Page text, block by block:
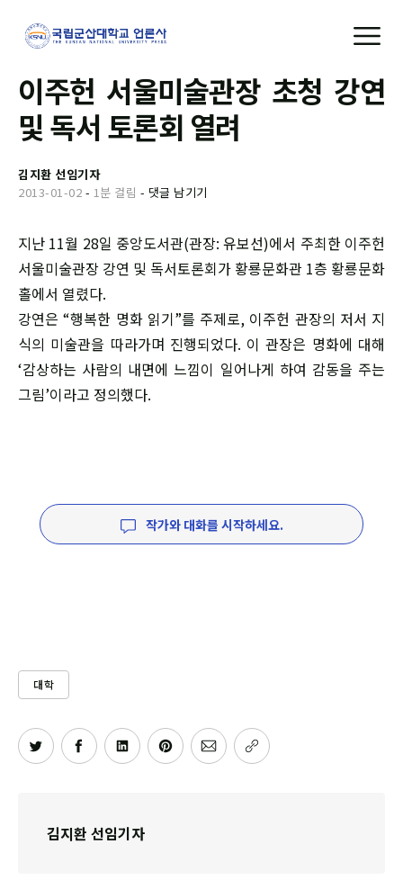
이주헌 서울미술관장 초청 강연
및 독서 토론회 열려
김지환 선임기자
2013-01-02 - 1분 걸림 - 댓글 남기기
지난 11월 28일 중앙도서관(관장: 유보선)에서 주최한 이주헌
서울미술관장 강연 및 독서토론회가 황룡문화관 1층 황룡문화
홀에서 열렸다.
강연은 “행복한 명화 읽기”를 주제로, 이주헌 관장의 저서 지
식의 미술관을 따라가며 진행되었다. 이 관장은 명화에 대해
‘감상하는 사람의 내면에 느낌이 일어나게 하여 감동을 주는
그림’이라고 정의했다.
작가와 대화를 시작하세요.
대학
김지환 선임기자